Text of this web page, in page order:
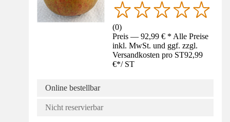
(0)
Preis — 92,99 € * Alle Preise
inkl. MwSt. und ggf. zzgl.
Versandkosten pro ST92,99
€*/ ST
Online bestellbar
Nicht reservierbar